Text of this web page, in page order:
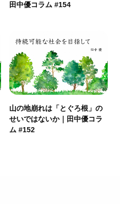
田中優コラム #154
山の地崩れは「とぐろ根」の
せいではないか｜田中優コラ
ム #152